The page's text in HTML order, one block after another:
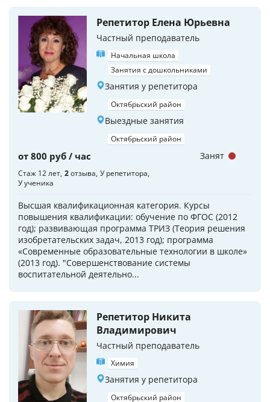
Репетитор Елена Юрьевна
Частный преподаватель
Начальная школа
Занятия с дошкольниками
Занятия у репетитора
Октябрьский район
Выездные занятия
Октябрьский район
от 800 руб / час
Стаж 12 лет 2отзыва У репетитора
У ученика
Высшая квалификационная категория. Курсы
повышения квалификации: обучение по ФГОС (2012
год); развивающая программа ТРИЗ (Теория решения
изобретательских задач, 2013 год); программа
«Современные образовательные технологии в школе»
(2013 год). "Совершенствование системы
воспитательной деятельно...
Занят
Репетитор Никита
Владимирович
Частный преподаватель
Химия
Занятия у репетитора
Октябрьский район